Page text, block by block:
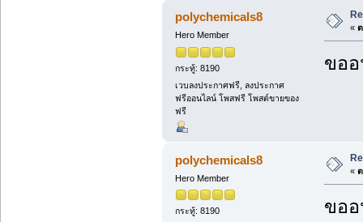
polychemicals8
Hero Member
กระทู้: 8190
เวบลงประกาศฟรี, ลงประกาศ
ฟรีออนไลน์ โพสฟรี โพสต์ขายของ
ฟรี
«
ขอ
polychemicals8
Hero Member
กระทู้: 8190
«
ขอ